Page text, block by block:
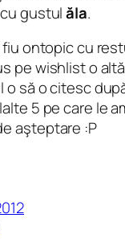
gustulăla.
fiu ontopic cu
pe wishlist o
o să o citesc
5 pe care le
aşteptare :P